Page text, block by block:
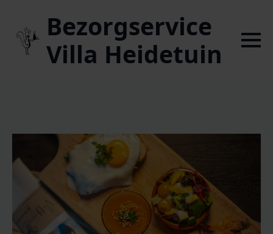
Bezorgservice
Villa Heidetuin